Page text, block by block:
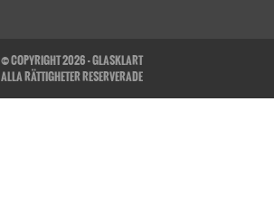
© COPYRIGHT 2026 - GLASKLART
ALLA RÄTTIGHETER RESERVERADE